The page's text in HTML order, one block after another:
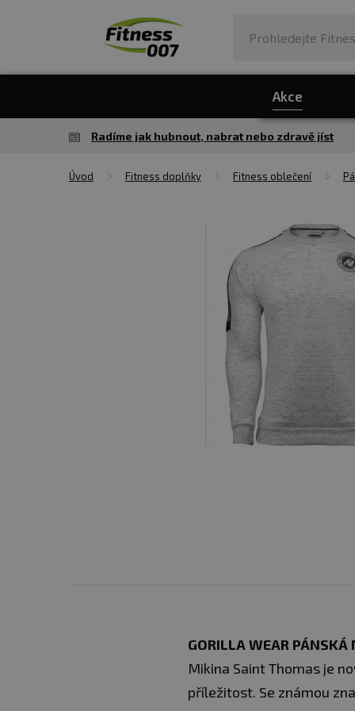
Akce
Radíme jak hubnout, nabrat nebo zdravě jíst
Úvod Fitness doplňky Fitness oblečení
GORILLA WEAR
Mikina Saint Thomas je
příležitost. Se známou